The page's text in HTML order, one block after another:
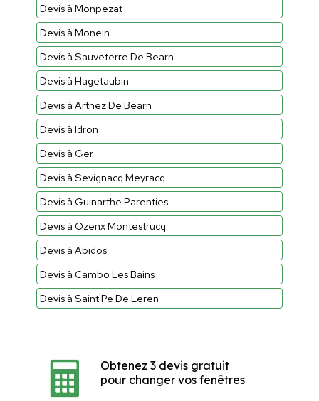
Devis à Monpezat
Devis à Monein
Devis à Sauveterre De Bearn
Devis à Hagetaubin
Devis à Arthez De Bearn
Devis à Idron
Devis à Ger
Devis à Sevignacq Meyracq
Devis à Guinarthe Parenties
Devis à Ozenx Montestrucq
Devis à Abidos
Devis à Cambo Les Bains
Devis à Saint Pe De Leren
Obtenez 3 devis gratuit
pour changer vos fenêtres